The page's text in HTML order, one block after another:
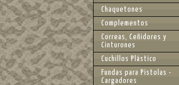
Chaquetones
Complementos
Correas, Ceñidores y
Cinturones
Cuchillos Plástico
Fundas para Pistolas -
Cargadores